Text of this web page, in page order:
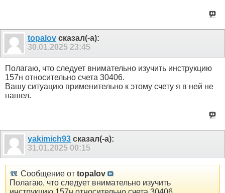
topalov сказал(-а):
30.01.2025 23:45
Полагаю, что следует внимательно изучить инструкцию
157н относительно счета 30406.
Вашу ситуацию применительно к этому счету я в ней не
нашел.
yakimich93 сказал(-а):
31.01.2025 00:15
Сообщение от topalov
Полагаю, что следует внимательно изучить